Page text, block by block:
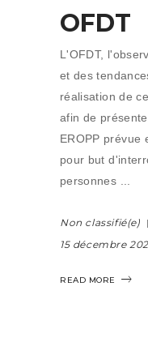
OFDT
L'OFDT,
et des
réalisation de
afin de
EROPP prévue
pour but
personnes
Non classifié(e)
15 décembre
READ MORE